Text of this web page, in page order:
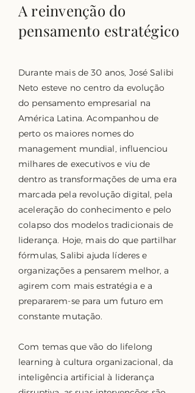
A reinvenção do
pensamento estratégico
Durante mais de 30 anos, José Salibi
Neto esteve no centro da evolução
do pensamento empresarial na
América Latina. Acompanhou de
perto os maiores nomes do
management mundial, influenciou
milhares de executivos e viu de
dentro as transformações de uma era
marcada pela revolução digital, pela
aceleração do conhecimento e pelo
colapso dos modelos tradicionais de
liderança. Hoje, mais do que partilhar
fórmulas, Salibi ajuda líderes e
organizações a pensarem melhor, a
agirem com mais estratégia e a
prepararem-se para um futuro em
constante mutação.
Com temas que vão do lifelong
learning à cultura organizacional, da
inteligência artificial à liderança